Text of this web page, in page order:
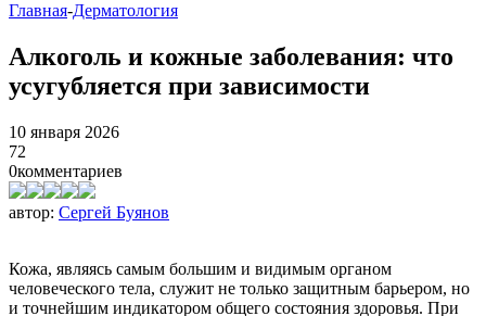
Главная-Дерматология
Алкоголь и кожные заболевания: что
усугубляется при зависимости
10 января 2026
72
0комментариев
автор: Сергей Буянов
Кожа, являясь самым большим и видимым органом
человеческого тела, служит не только защитным барьером, но
и точнейшим индикатором общего состояния здоровья. При